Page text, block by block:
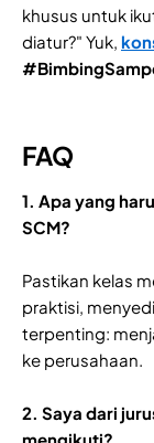
khusus untuk
diatur?" Yuk,
FAQ
1. Apa yang
SCM?
Pastikan kelas
praktisi,
terpenting:
ke perusahaan.
2. Saya dari
mengikuti?